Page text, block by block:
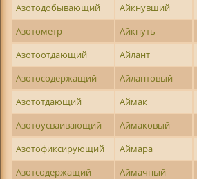
Азотодобывающий
Айкнувший
Азотометр
Айкнуть
Азотоотдающий
Айлант
Азотосодержащий
Айлантовый
Азототдающий
Аймак
Азотоусваивающий
Аймаковый
Азотофиксирующий
Аймара
Азотсодержащий
Аймачный